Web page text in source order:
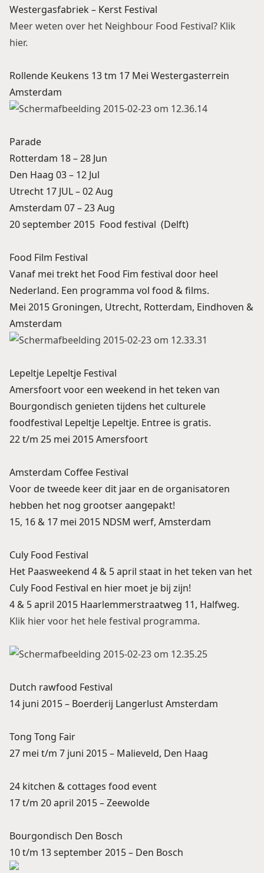
Westergasfabriek – Kerst Festival
Meer weten over het Neighbour Food Festival? Klik
hier.
Rollende Keukens 13 tm 17 Mei Westergasterrein
Amsterdam
Parade
Rotterdam 18 – 28 Jun
Den Haag 03 – 12 Jul
Utrecht 17 JUL – 02 Aug
Amsterdam 07 – 23 Aug
20 september 2015 Food festival (Delft)
Food Film Festival
Vanaf mei trekt het Food Fim festival door heel
Nederland. Een programma vol food & films.
Mei 2015 Groningen, Utrecht, Rotterdam, Eindhoven &
Amsterdam
Lepeltje Lepeltje Festival
Amersfoort voor een weekend in het teken van
Bourgondisch genieten tijdens het culturele
foodfestival Lepeltje Lepeltje. Entree is gratis.
22 t/m 25 mei 2015 Amersfoort
Amsterdam Coffee Festival
Voor de tweede keer dit jaar en de organisatoren
hebben het nog grootser aangepakt!
15, 16 & 17 mei 2015 NDSM werf, Amsterdam
Culy Food Festival
Het Paasweekend 4 & 5 april staat in het teken van het
Culy Food Festival en hier moet je bij zijn!
4 & 5 april 2015 Haarlemmerstraatweg 11, Halfweg.
Klik hier voor het hele festival programma.
Dutch rawfood Festival
14 juni 2015 – Boerderij Langerlust Amsterdam
Tong Tong Fair
27 mei t/m 7 juni 2015 – Malieveld, Den Haag
24 kitchen & cottages food event
17 t/m 20 april 2015 – Zeewolde
Bourgondisch Den Bosch
10 t/m 13 september 2015 – Den Bosch